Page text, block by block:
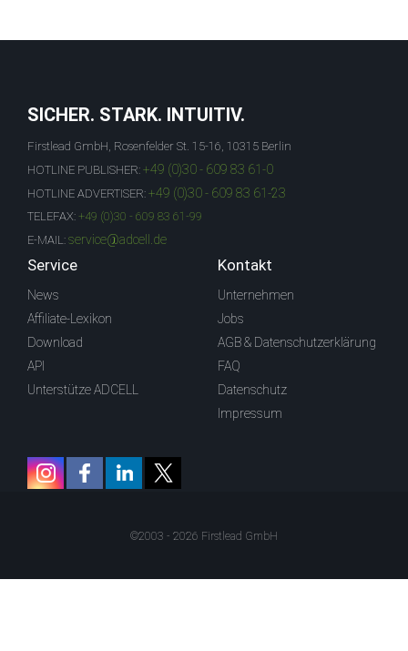
SICHER. STARK. INTUITIV.
Firstlead GmbH, Rosenfelder St. 15-16, 10315 Berlin
HOTLINE PUBLISHER: +49 (0)30 - 609 83 61-0
HOTLINE ADVERTISER: +49 (0)30 - 609 83 61-23
TELEFAX: +49 (0)30 - 609 83 61-99
E-MAIL: service@adcell.de
Service
News
Affiliate-Lexikon
Download
API
Unterstütze ADCELL
Kontakt
Unternehmen
Jobs
AGB & Datenschutzerklärung
FAQ
Datenschutz
Impressum
©2003 - 2026 Firstlead GmbH